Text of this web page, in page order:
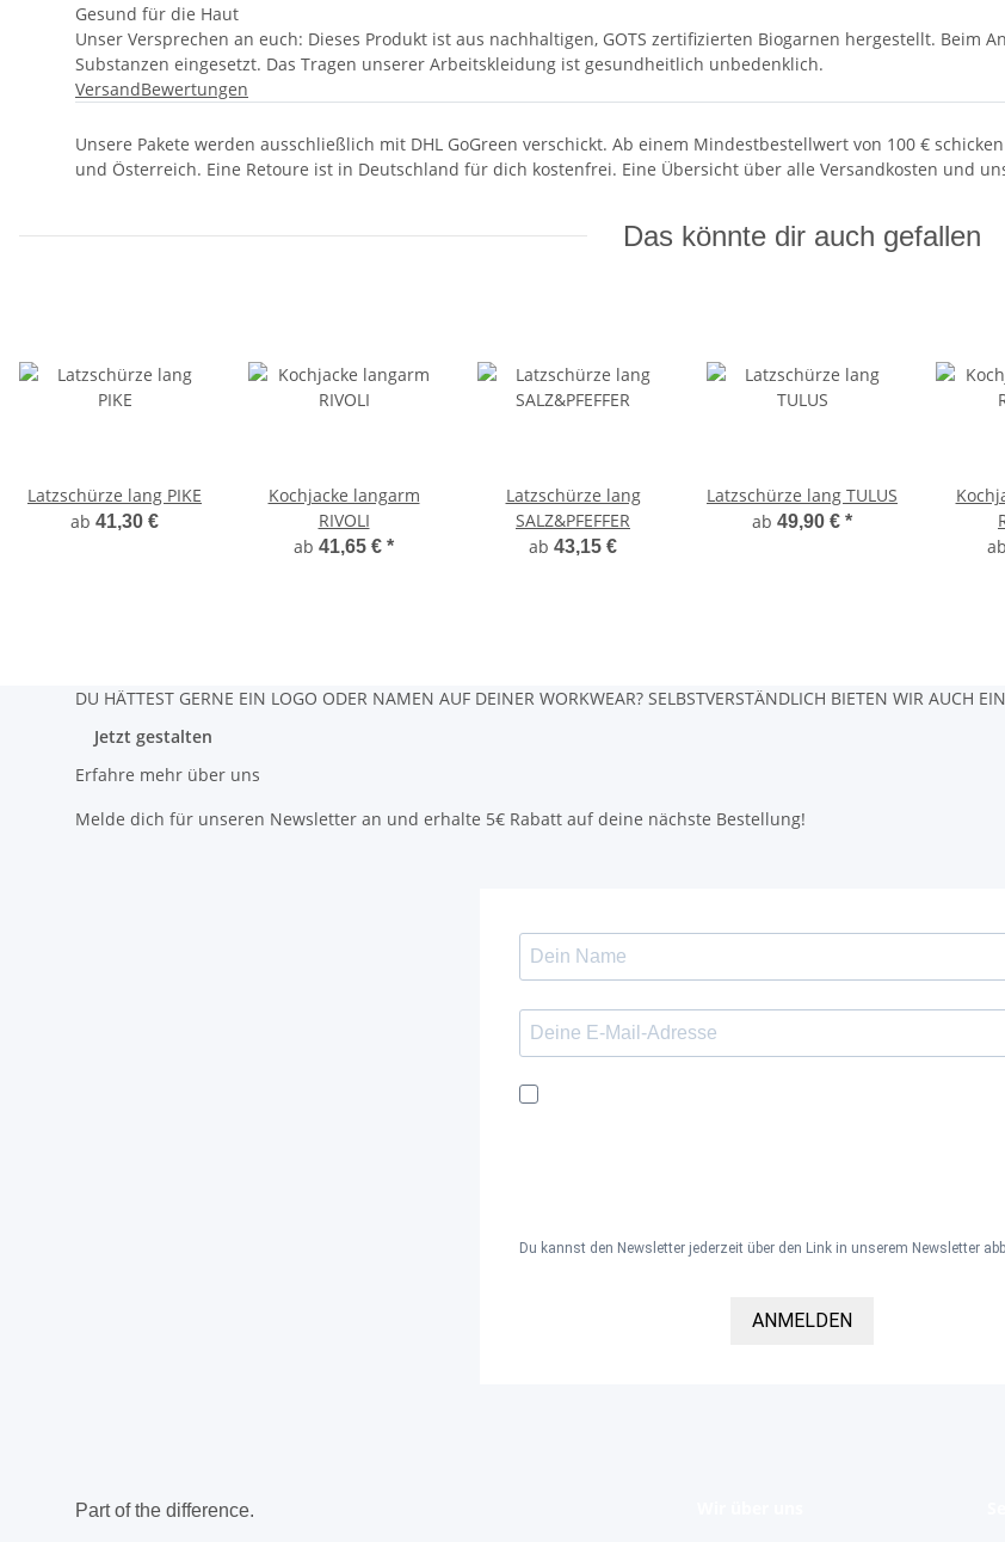
Gesund für die Haut
Unser Versprechen an euch: Dieses Produkt ist aus nachhaltigen, GOTS zertifizierten Biogarnen hergestellt. Beim
Substanzen eingesetzt. Das Tragen unserer Arbeitskleidung ist gesundheitlich unbedenklich.
VersandBewertungen
Unsere Pakete werden ausschließlich mit DHL GoGreen verschickt. Ab einem Mindestbestellwert von 100 €
und Österreich. Eine Retoure ist in Deutschland für dich kostenfrei. Eine Übersicht über alle Versandkosten und
Das könnte dir auch gefallen
Latzschürze lang PIKE
ab 41,30 €
Kochjacke langarm
RIVOLI
ab 41,65 € *
Latzschürze lang
SALZ&PFEFFER
ab 43,15 €
Latzschürze lang TULUS
ab 49,90 € *
ab
DU HÄTTEST GERNE EIN LOGO ODER NAMEN AUF DEINER WORKWEAR? SELBSTVERSTÄNDLICH BIETEN WIR AUCH
Jetzt gestalten
Erfahre mehr über uns
Melde dich für unseren Newsletter an und erhalte 5€ Rabatt auf deine nächste Bestellung!
Du kannst den Newsletter jederzeit über den Link in unserem Newsletter
ANMELDEN
Part of the difference.